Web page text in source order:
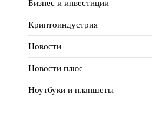
Бизнес и инвестиции
Криптоиндустрия
Новости
Новости плюс
Ноутбуки и планшеты